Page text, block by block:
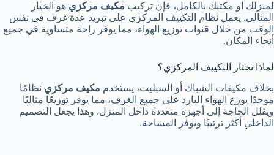
لمنزلك أو مكتبك بالكامل، فإن تركيب مكيف مركزي هو الخيار
المثالي. يعمل نظام التكييف المركزي على تبريد عدة غرف في نفس
الوقت من خلال قنوات توزيع الهواء، مما يوفر راحة متساوية في جميع
أنحاء المكان.
لماذا تختار التكييف المركزي؟
بخلاف مكيفات الشباك أو السبليت، يستخدم مكيف مركزي نظامًا
موحدًا يوزع الهواء البارد على جميع الغرف، مما يوفر توزيعًا مثاليًا
ويقلل الحاجة إلى أجهزة متعددة داخل المنزل. وهذا يجعل التصميم
الداخلي أكثر ترتيبًا ويوفر المساحة.